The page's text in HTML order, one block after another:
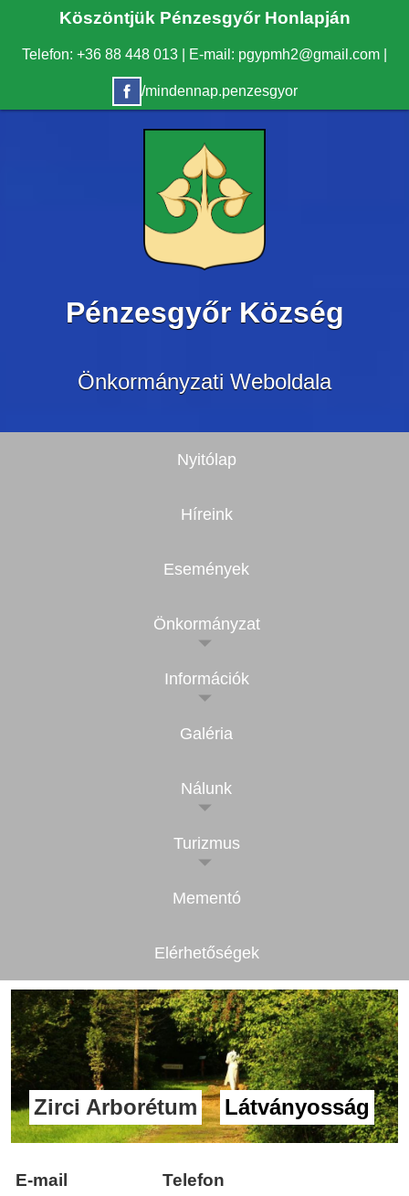
Köszöntjük Pénzesgyőr Honlapján
Telefon: +36 88 448 013 E-mail: pgypmh2@gmail.com
/mindennap.penzesgyor
Pénzesgyőr Község
Önkormányzati Weboldala
Nyitólap
Híreink
Események
Önkormányzat
Információk
Galéria
Nálunk
Turizmus
Mementó
Elérhetőségek
Zirci Arborétum Látványosság
E-mail Telefon